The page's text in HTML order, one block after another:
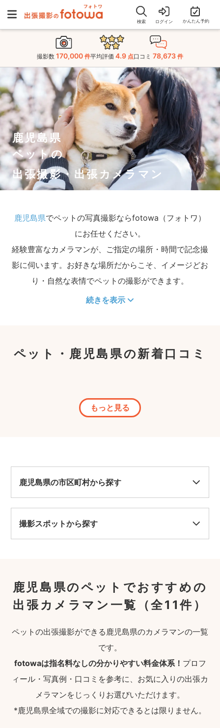
検索 ログイン かんたん予約
撮影数 170,000 件平均評価 4.9 点口コミ 78,673 件
鹿児島県
ペットの
出張撮影・出張カメラマン
鹿児島県でペットの写真撮影ならfotowa（フォトワ）
にお任せください。
経験豊富なカメラマンが、ご指定の場所・時間で記念撮
影に伺います。お好きな場所だからこそ、イメージどお
り・自然な表情でペットの撮影ができます。
続きを表示
ペット・鹿児島県の新着口コミ
もっと見る
鹿児島県の市区町村から探す
撮影スポットから探す
鹿児島県のペットでおすすめの
出張カメラマン一覧
（全11件）
ペットの出張撮影ができる鹿児島県のカメラマンの一覧
です。
fotowaは指名料なしの分かりやすい料金体系！ プロフ
ィール・写真例・口コミを参考に、お気に入りの出張カ
メラマンをじっくりお選びいただけます。
*鹿児島県全域での撮影に対応できるとは限りません。